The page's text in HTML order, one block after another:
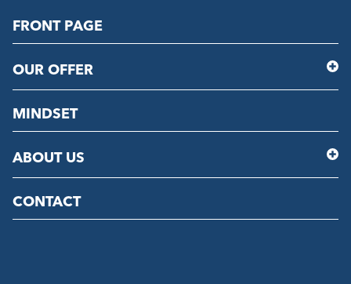
FRONT PAGE
OUR OFFER
MINDSET
ABOUT US
CONTACT